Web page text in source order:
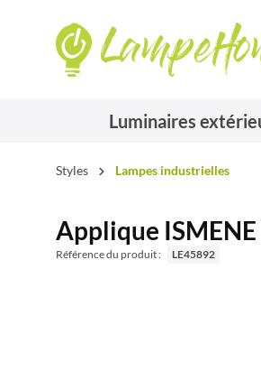
Luminaires
Styles Lampes industrielles
Applique
Référence du produit : LE45892